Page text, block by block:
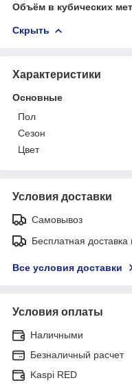
Объём в кубических
Скрыть
Характеристики
Основные
Пол
Сезон
Цвет
Условия доставки
Самовывоз
Бесплатная доставка
Все условия доставки
Условия оплаты
Наличными
Безналичный расчет
Kaspi RED